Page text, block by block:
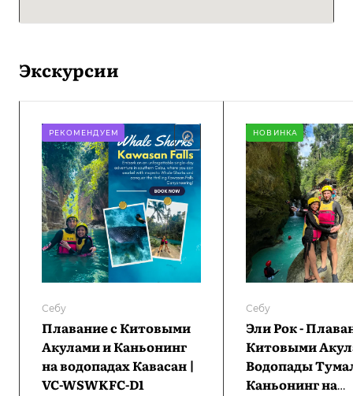
Экскурсии
РЕКОМЕНДУЕМ
Себу
Плавание с Китовыми
Акулами и Каньонинг
на водопадах Кавасан |
VC-WSWKFC-D1
НОВИНКА
Себу
Эли Рок -
Китовыми
Водопады
Каньонинг на